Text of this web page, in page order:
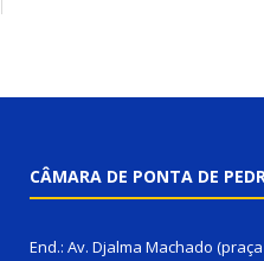
CÂMARA DE PONTA DE
End.: Av. Djalma Machado